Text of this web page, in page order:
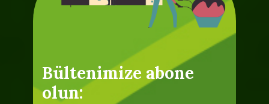
Bültenimize abone
olun: